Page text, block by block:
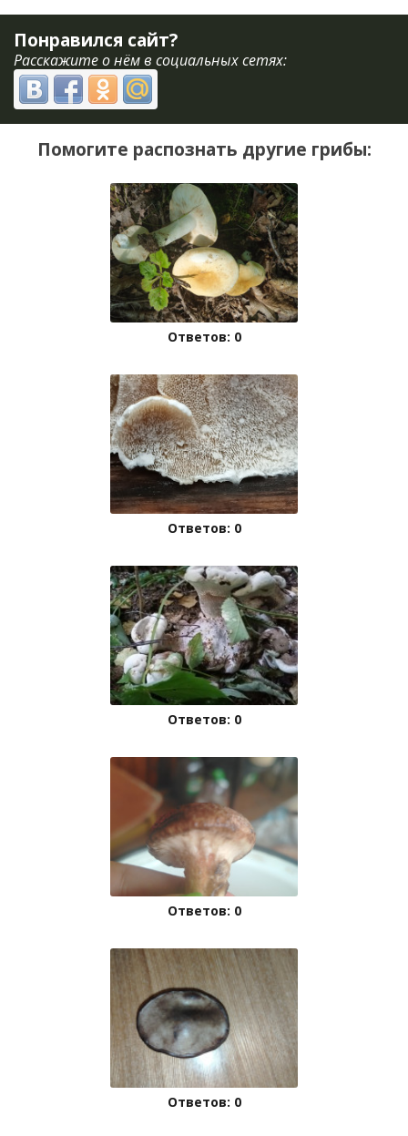
Понравился сайт?
Расскажите о нём в социальных сетях:
Помогите распознать другие грибы:
Ответов: 0
Ответов: 0
Ответов: 0
Ответов: 0
Ответов: 0